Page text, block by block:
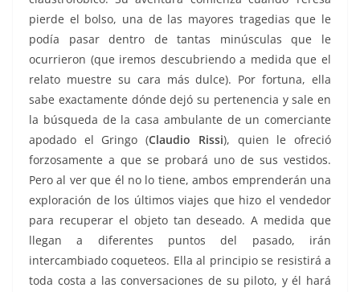
pierde el bolso, una de las mayores tragedias que le
podía pasar dentro de tantas minúsculas que le
ocurrieron (que iremos descubriendo a medida que el
relato muestre su cara más dulce). Por fortuna, ella
sabe exactamente dónde dejó su pertenencia y sale en
la búsqueda de la casa ambulante de un comerciante
apodado el Gringo (Claudio Rissi), quien le ofreció
forzosamente a que se probará uno de sus vestidos.
Pero al ver que él no lo tiene, ambos emprenderán una
exploración de los últimos viajes que hizo el vendedor
para recuperar el objeto tan deseado. A medida que
llegan a diferentes puntos del pasado, irán
intercambiado coqueteos. Ella al principio se resistirá a
toda costa a las conversaciones de su piloto, y él hará